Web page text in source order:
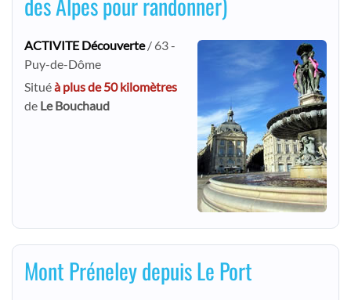
ACTIVITE Découverte/ 63 -
Puy-de-Dôme
Situéà plus de 50 kilomètres
de Le Bouchaud
Mont Préneley depuis Le Port